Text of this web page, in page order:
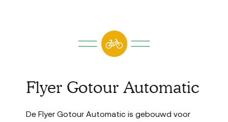
Flyer Gotour Automatic
De Flyer Gotour Automatic is gebouwd voor